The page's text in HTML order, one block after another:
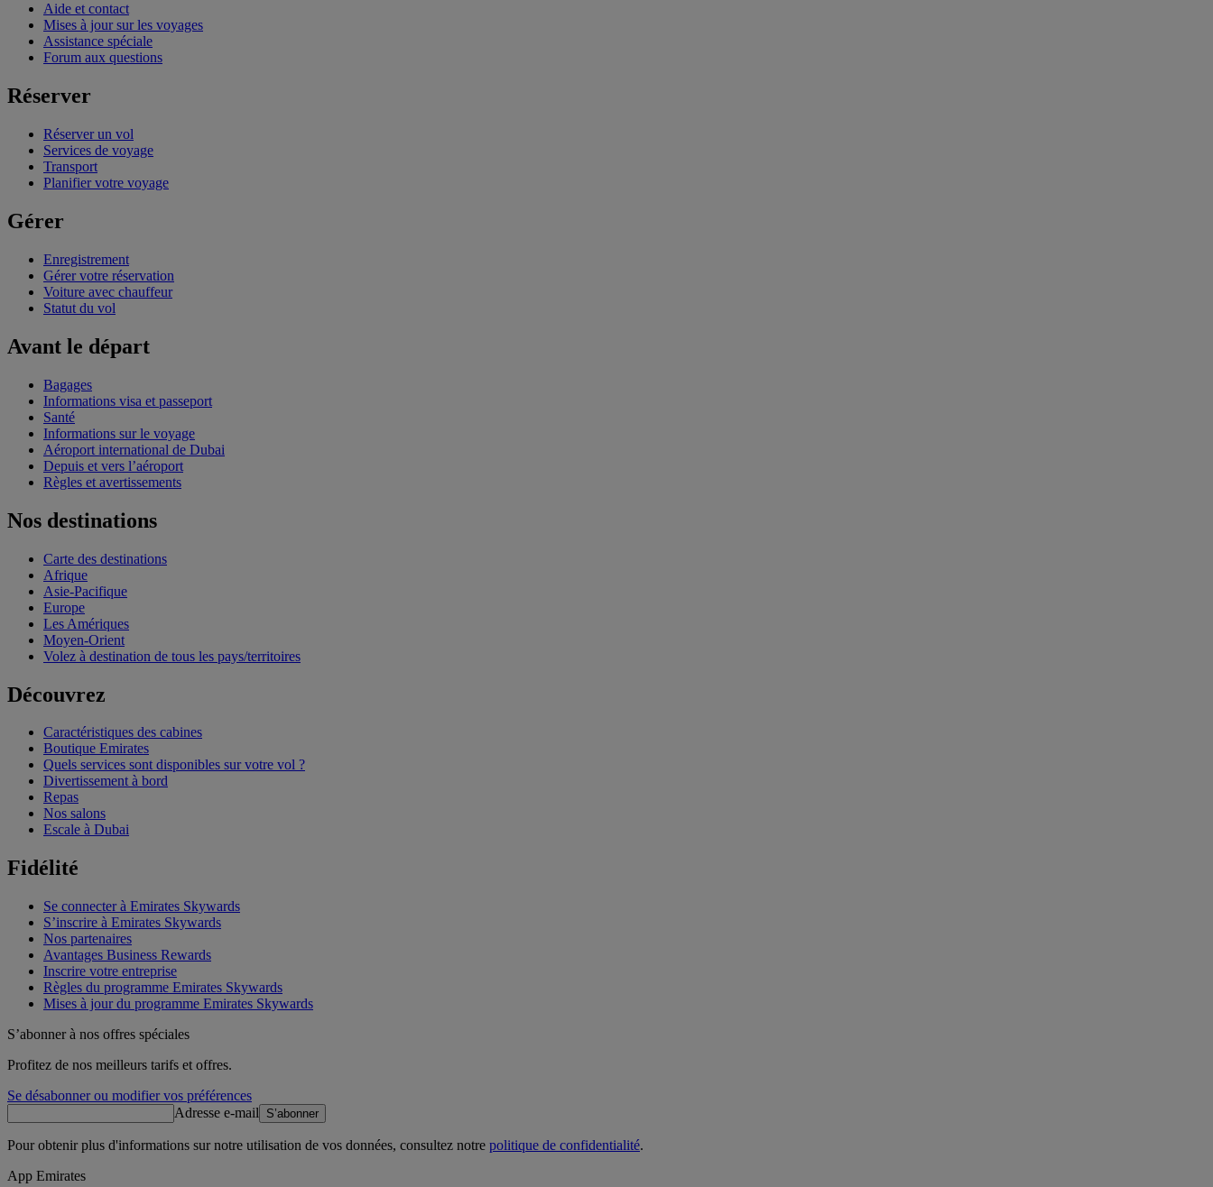
Aide et contact
Mises à jour sur les voyages
Assistance spéciale
Forum aux questions
Réserver
Réserver un vol
Services de voyage
Transport
Planifier votre voyage
Gérer
Enregistrement
Gérer votre réservation
Voiture avec chauffeur
Statut du vol
Avant le départ
Bagages
Informations visa et passeport
Santé
Informations sur le voyage
Aéroport international de Dubai
Depuis et vers l’aéroport
Règles et avertissements
Nos destinations
Carte des destinations
Afrique
Asie-Pacifique
Europe
Les Amériques
Moyen-Orient
Volez à destination de tous les pays/territoires
Découvrez
Caractéristiques des cabines
Boutique Emirates
Quels services sont disponibles sur votre vol ?
Divertissement à bord
Repas
Nos salons
Escale à Dubai
Fidélité
Se connecter à Emirates Skywards
S’inscrire à Emirates Skywards
Nos partenaires
Avantages Business Rewards
Inscrire votre entreprise
Règles du programme Emirates Skywards
Mises à jour du programme Emirates Skywards
S’abonner à nos offres spéciales
Profitez de nos meilleurs tarifs et offres.
Se désabonner ou modifier vos préférences
Adresse e-mail
S’abonner
Pour obtenir plus d'informations sur notre utilisation de vos données, consultez notre politique de confidentialité.
App Emirates